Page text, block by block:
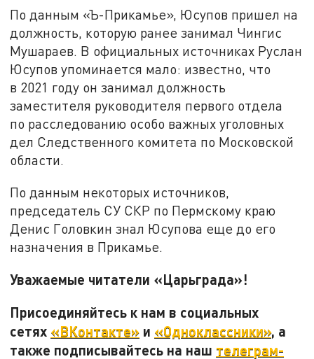
По данным «Ъ-Прикамье», Юсупов пришел на
должность, которую ранее занимал Чингис
Мушараев. В официальных источниках Руслан
Юсупов упоминается мало: известно, что
в 2021 году он занимал должность
заместителя руководителя первого отдела
по расследованию особо важных уголовных
дел Следственного комитета по Московской
области.
По данным некоторых источников,
председатель СУ СКР по Пермскому краю
Денис Головкин знал Юсупова еще до его
назначения в Прикамье.
Уважаемые читатели «Царьграда»!
Присоединяйтесь к нам в социальных
сетях «ВКонтакте» и «Одноклассники», а
также подписывайтесь на наш телеграм-